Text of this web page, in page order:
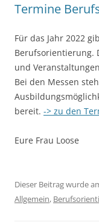
Termine
Für das Jahr 2022
Berufsorientierung.
und
Bei den Messen
bereit. -> zu den
Eure Frau Loose
Dieser Beitrag wurde
Allgemein,